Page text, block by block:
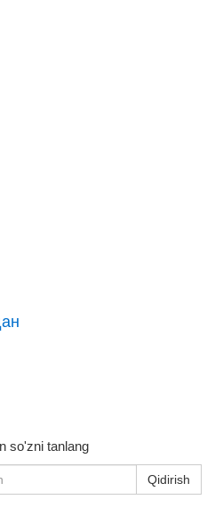
so'zni tanlang
Qidirish